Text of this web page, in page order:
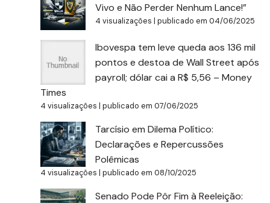
Vivo e Não Perder Nenhum Lance!”
4 visualizações |publicado em 04/06/2025
Ibovespa tem leve queda aos 136 mil
pontos e destoa de Wall Street após
payroll; dólar cai a R$ 5,56 – Money
Times
4 visualizações |publicado em 07/06/2025
Tarcísio em Dilema Político:
Declarações e Repercussões
Polêmicas
4 visualizações |publicado em 08/10/2025
Senado Pode Pôr Fim à Reeleição: